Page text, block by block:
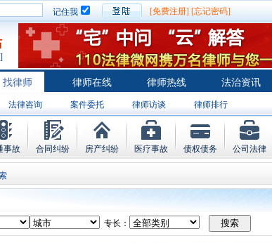
记住我 [免费注册] [忘记密码]
找律师 律师在线 律师热线 法治资讯
法律咨询 案件委托 律师访谈 律师排行
事故 合同纠纷 房产纠纷 医疗事故 债权债务 公司法律
专长：